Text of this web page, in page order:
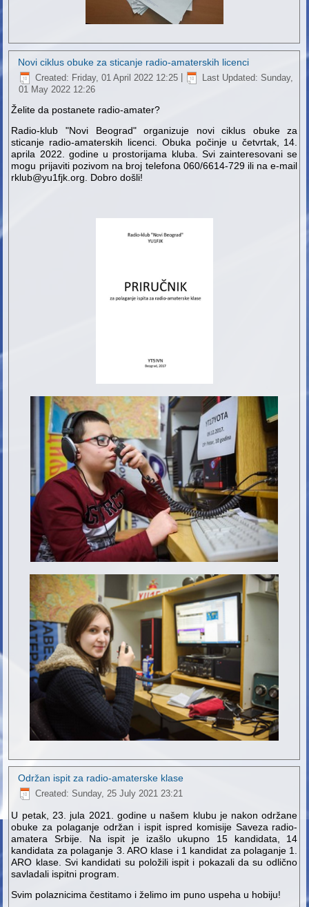
Novi ciklus obuke za sticanje radio-amaterskih licenci
Created: Friday, 01 April 2022 12:25
Last Updated: Sunday,
01 May 2022 12:26
Želite da postanete radio-amater?
Radio-klub "Novi Beograd" organizuje novi ciklus obuke za
sticanje radio-amaterskih licenci. Obuka počinje u četvrtak, 14.
aprila 2022. godine u prostorijama kluba. Svi zainteresovani se
mogu prijaviti pozivom na broj telefona 060/6614-729 ili na e-mail
rklub@yu1fjk.org. Dobro došli!
Održan ispit za radio-amaterske klase
Created: Sunday, 25 July 2021 23:21
U petak, 23. jula 2021. godine u našem klubu je nakon održane
obuke za polaganje održan i ispit ispred komisije Saveza radio-
amatera Srbije. Na ispit je izašlo ukupno 15 kandidata, 14
kandidata za polaganje 3. ARO klase i 1 kandidat za polaganje 1.
ARO klase. Svi kandidati su položili ispit i pokazali da su odlično
savladali ispitni program.
Svim polaznicima čestitamo i želimo im puno uspeha u hobiju!